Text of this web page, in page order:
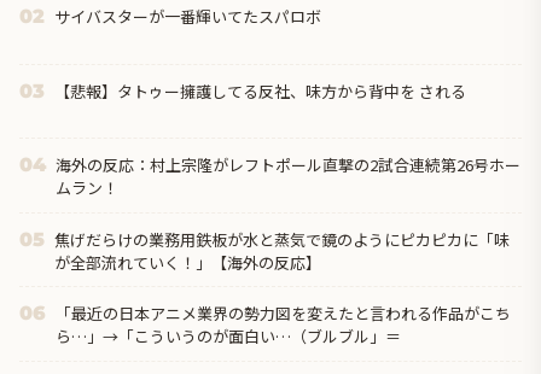
02 サイバスターが一番輝いてたスパロボ
03 【悲報】タトゥー擁護してる反社、味方から背中を される
04 海外の反応：村上宗隆がレフトポール直撃の2試合連続第26号ホー
ムラン！
05 焦げだらけの業務用鉄板が水と蒸気で鏡のようにピカピカに「味
が全部流れていく！」【海外の反応】
06
「最近の日本アニメ業界の勢力図を変えたと言われる作品がこち
ら…」→「こういうのが面白い…（ブルブル」＝